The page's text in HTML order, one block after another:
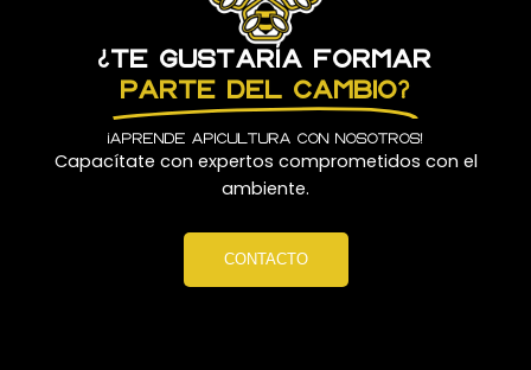
¿Te gustaría formar
parte del cambio?
¡Aprende apicultura con nosotros!
Capacítate con expertos comprometidos con el
ambiente.
CONTACTO